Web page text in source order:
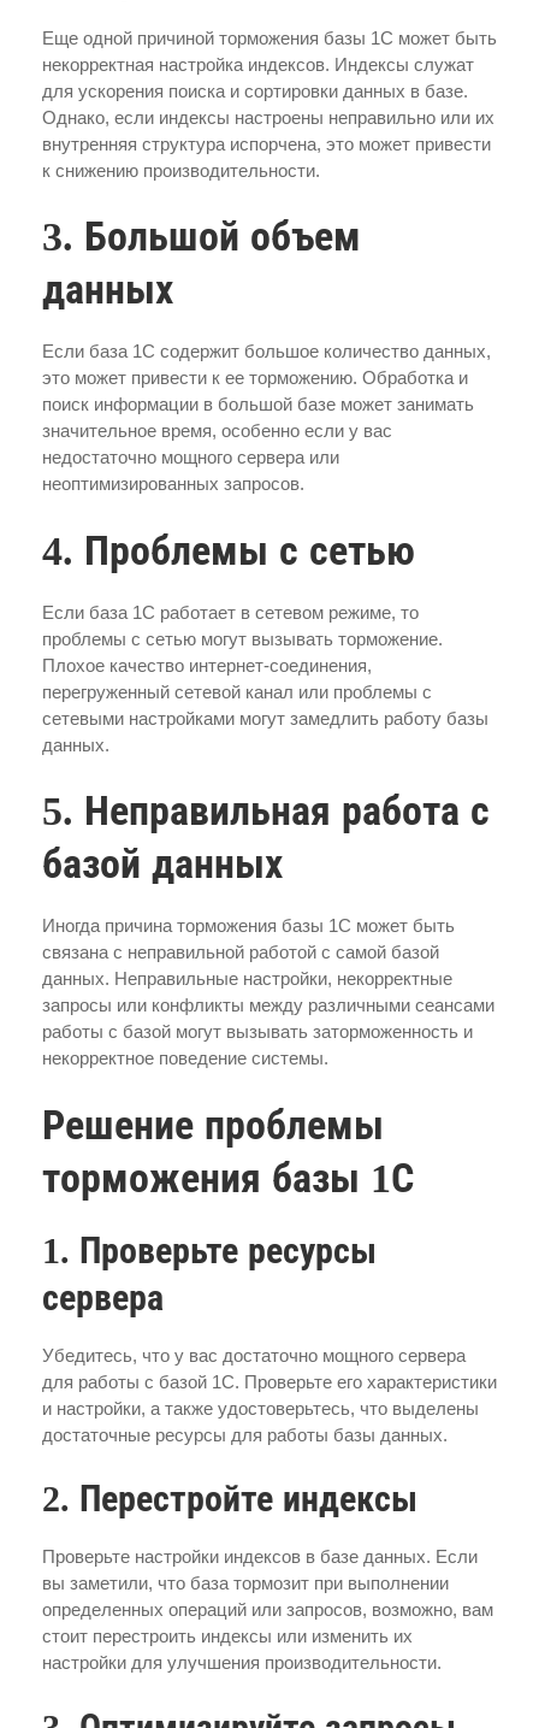
Еще одной причиной торможения базы 1С может быть
некорректная настройка индексов. Индексы служат
для ускорения поиска и сортировки данных в базе.
Однако, если индексы настроены неправильно или их
внутренняя структура испорчена, это может привести
к снижению производительности.
3. Большой объем
данных
Если база 1С содержит большое количество данных,
это может привести к ее торможению. Обработка и
поиск информации в большой базе может занимать
значительное время, особенно если у вас
недостаточно мощного сервера или
неоптимизированных запросов.
4. Проблемы с сетью
Если база 1С работает в сетевом режиме, то
проблемы с сетью могут вызывать торможение.
Плохое качество интернет-соединения,
перегруженный сетевой канал или проблемы с
сетевыми настройками могут замедлить работу базы
данных.
5. Неправильная работа с
базой данных
Иногда причина торможения базы 1С может быть
связана с неправильной работой с самой базой
данных. Неправильные настройки, некорректные
запросы или конфликты между различными сеансами
работы с базой могут вызывать заторможенность и
некорректное поведение системы.
Решение проблемы
торможения базы 1С
1. Проверьте ресурсы
сервера
Убедитесь, что у вас достаточно мощного сервера
для работы с базой 1С. Проверьте его характеристики
и настройки, а также удостоверьтесь, что выделены
достаточные ресурсы для работы базы данных.
2. Перестройте индексы
Проверьте настройки индексов в базе данных. Если
вы заметили, что база тормозит при выполнении
определенных операций или запросов, возможно, вам
стоит перестроить индексы или изменить их
настройки для улучшения производительности.